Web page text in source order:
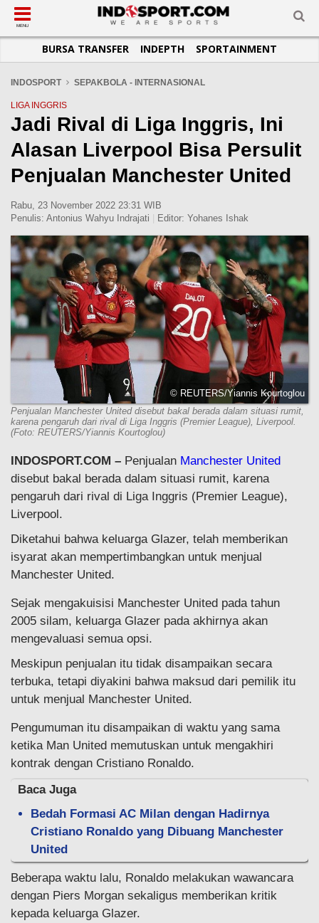
SUB-MENU
SEPAKBOLA
LIGA INGGRIS
LIGA ITALIA
LIGA SPANYOL
LIGA JERMAN
LIGA PRANCIS
LIGA EUROPA
SUB-MENU
SPORTAINMENT
SUB-MENU
OTOMOTIF
OTOMANIA
SUB-MENU
BASKET
FUTSAL
OLIMPIK
E-SPORT
SUB-MENU
JADWAL
SUB-MENU
TOPIK HARI INI
INFOGRAFIS
GALERI FOTO
TEMPAT OLAHRAGA
KOMUNITAS SEHAT
MENU
BURSA TRANSFER INDEPTH SPORTAINMENT
INDOSPORT SEPAKBOLA - INTERNASIONAL
LIGA INGGRIS
Jadi Rival di Liga Inggris, Ini
Alasan Liverpool Bisa Persulit
Penjualan Manchester United
Rabu, 23 November 2022 23:31 WIB
Penulis: Antonius Wahyu Indrajati Editor: Yohanes Ishak
© REUTERS/Yiannis Kourtoglou
Penjualan Manchester United disebut bakal berada dalam situasi rumit,
karena pengaruh dari rival di Liga Inggris (Premier League), Liverpool.
(Foto: REUTERS/Yiannis Kourtoglou)
INDOSPORT.COM – Penjualan Manchester United
disebut bakal berada dalam situasi rumit, karena
pengaruh dari rival di Liga Inggris (Premier League),
Liverpool.
Diketahui bahwa keluarga Glazer, telah memberikan
isyarat akan mempertimbangkan untuk menjual
Manchester United.
Sejak mengakuisisi Manchester United pada tahun
2005 silam, keluarga Glazer pada akhirnya akan
mengevaluasi semua opsi.
Meskipun penjualan itu tidak disampaikan secara
terbuka, tetapi diyakini bahwa maksud dari pemilik itu
untuk menjual Manchester United.
Pengumuman itu disampaikan di waktu yang sama
ketika Man United memutuskan untuk mengakhiri
kontrak dengan Cristiano Ronaldo.
Baca Juga
Bedah Formasi AC Milan dengan Hadirnya
Cristiano Ronaldo yang Dibuang Manchester
United
Beberapa waktu lalu, Ronaldo melakukan wawancara
dengan Piers Morgan sekaligus memberikan kritik
kepada keluarga Glazer.